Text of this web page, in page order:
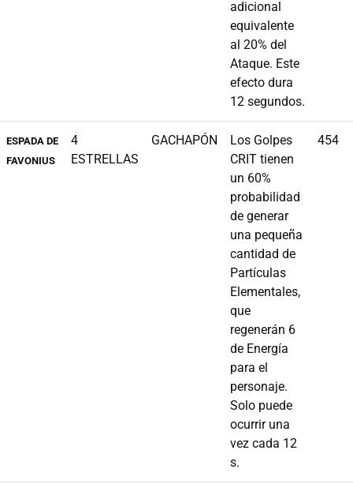
adicional
equivalente
al 20% del
Ataque. Este
efecto dura
12 segundos.
ESPADA DE
FAVONIUS
4
ESTRELLAS
GACHAPÓN
Los Golpes
CRIT tienen
un 60%
probabilidad
de generar
una pequeña
cantidad de
Partículas
Elementales,
que
regenerán 6
de Energía
para el
personaje.
Solo puede
ocurrir una
vez cada 12
s.
454